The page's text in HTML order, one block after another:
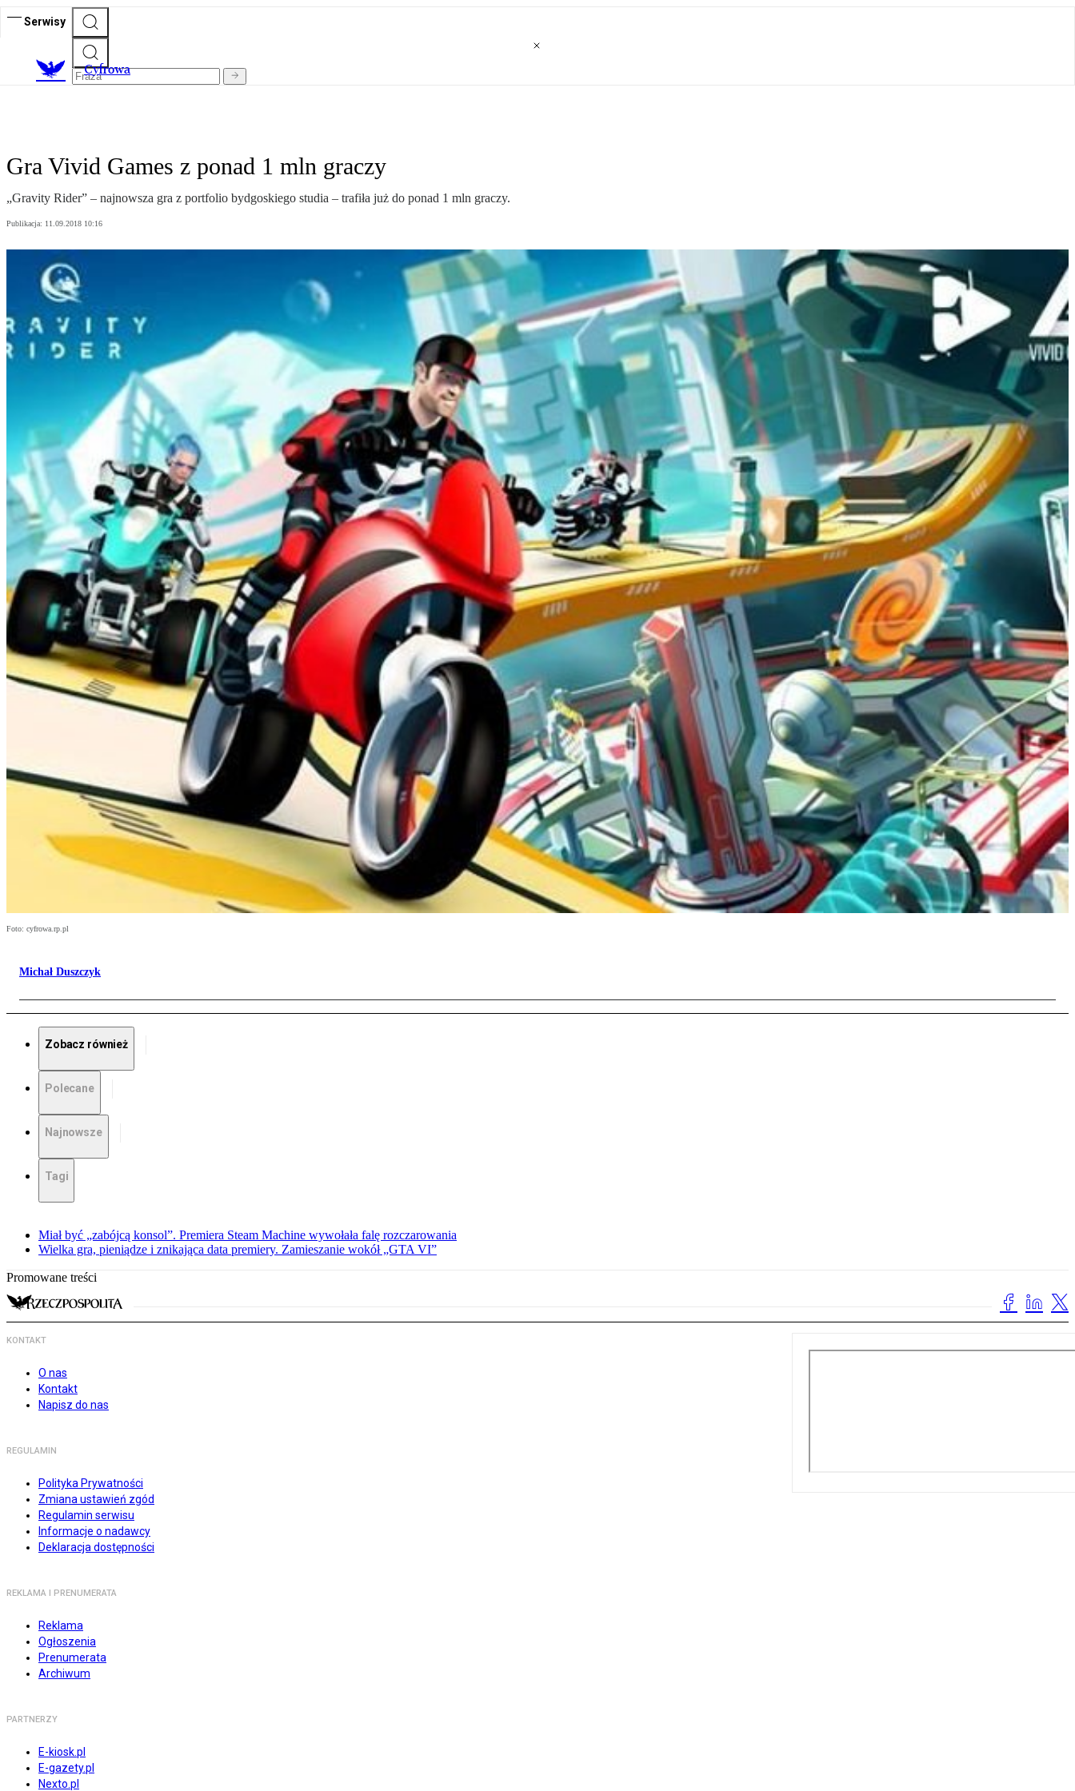
Serwisy
Cyfrowa
Gra Vivid Games z ponad 1 mln graczy
„Gravity Rider” – najnowsza gra z portfolio bydgoskiego studia – trafiła już do ponad 1 mln graczy.
Publikacja: 11.09.2018 10:16
Foto: cyfrowa.rp.pl
Michał Duszczyk
Zobacz również
Polecane
Najnowsze
Tagi
Miał być „zabójcą konsol”. Premiera Steam Machine wywołała falę rozczarowania
Wielka gra, pieniądze i znikająca data premiery. Zamieszanie wokół „GTA VI”
Promowane treści
KONTAKT
O nas
Kontakt
Napisz do nas
REGULAMIN
Polityka Prywatności
Zmiana ustawień zgód
Regulamin serwisu
Informacje o nadawcy
Deklaracja dostępności
REKLAMA I PRENUMERATA
Reklama
Ogłoszenia
Prenumerata
Archiwum
PARTNERZY
E-kiosk.pl
E-gazety.pl
Nexto.pl